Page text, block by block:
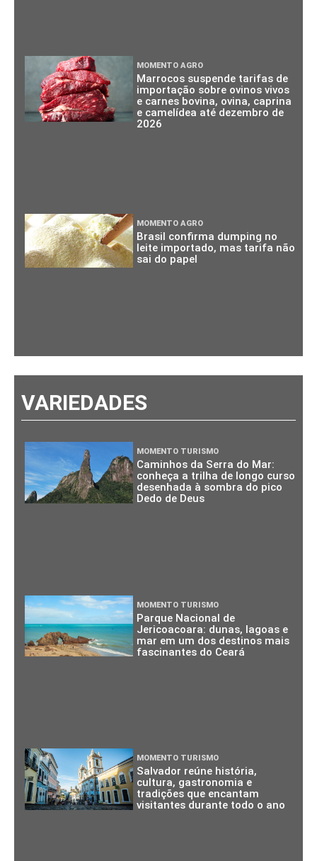
MOMENTO AGRO
Marrocos suspende tarifas de
importação sobre ovinos vivos
e carnes bovina, ovina, caprina
e camelídea até dezembro de
2026
MOMENTO AGRO
Brasil confirma dumping no
leite importado, mas tarifa não
sai do papel
VARIEDADES
MOMENTO TURISMO
Caminhos da Serra do Mar:
conheça a trilha de longo curso
desenhada à sombra do pico
Dedo de Deus
MOMENTO TURISMO
Parque Nacional de
Jericoacoara: dunas, lagoas e
mar em um dos destinos mais
fascinantes do Ceará
MOMENTO TURISMO
Salvador reúne história,
cultura, gastronomia e
tradições que encantam
visitantes durante todo o ano